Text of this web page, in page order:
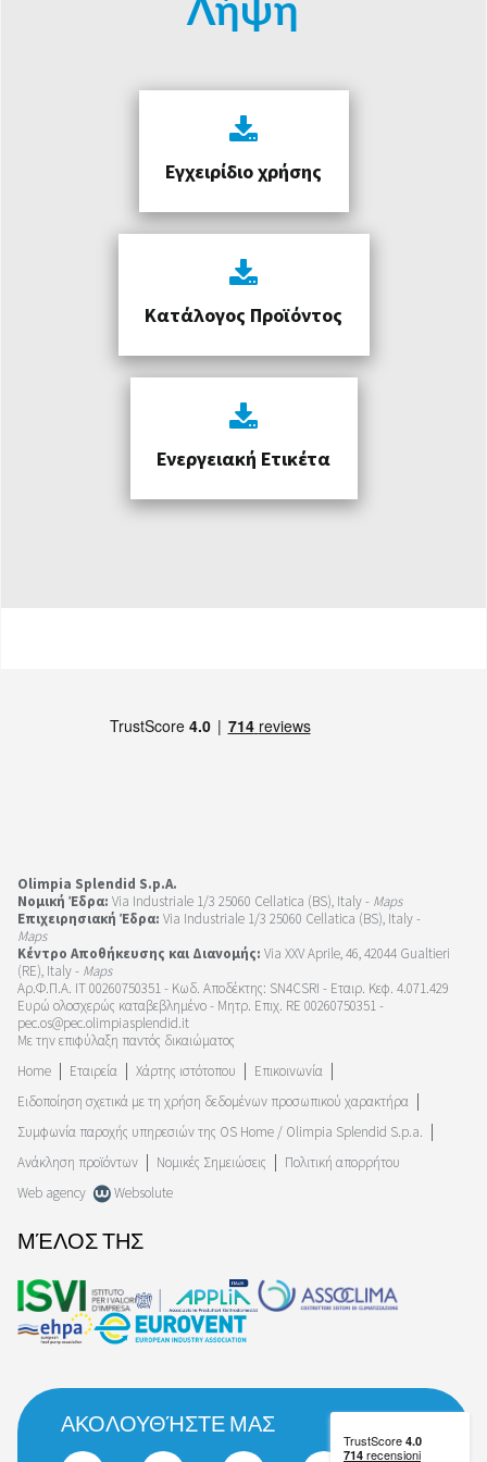
Λήψη
Εγχειρίδιο χρήσης
Κατάλογος Προϊόντος
Ενεργειακή Ετικέτα
Olimpia Splendid S.p.A.
Νομική Έδρα: Via Industriale 1/3 25060 Cellatica (BS), Italy - Maps
Επιχειρησιακή Έδρα: Via Industriale 1/3 25060 Cellatica (BS), Italy -
Maps
Κέντρο Αποθήκευσης και Διανομής: Via XXV Aprile, 46, 42044 Gualtieri
(RE), Italy - Maps
Αρ.Φ.Π.Α. IT 00260750351 - Κωδ. Αποδέκτης: SN4CSRI - Εταιρ. Κεφ. 4.071.429
Ευρώ ολοσχερώς καταβεβλημένο - Μητρ. Επιχ. RE 00260750351 -
pec.os@pec.olimpiasplendid.it
Με την επιφύλαξη παντός δικαιώματος
Home
Εταιρεία Χάρτης ιστότοπου
Επικοινωνία
Ειδοποίηση σχετικά με τη χρήση δεδομένων προσωπικού χαρακτήρα
Συμφωνία παροχής υπηρεσιών της OS Home / Olimpia Splendid S.p.a.
Ανάκληση προϊόντων
Νομικές Σημειώσεις
Πολιτική απορρήτου
Web agency
Websolute
ΜΈΛΟΣ ΤΗΣ
ΑΚΟΛΟΥΘΉΣΤΕ ΜΑΣ